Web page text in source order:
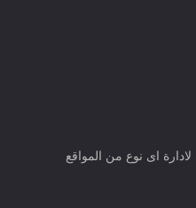
اى نوع من المواقع